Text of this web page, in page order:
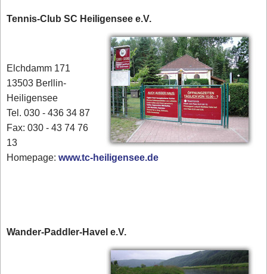
Tennis-Club SC Heiligensee e.V.
Elchdamm 171
13503 Berllin-
Heiligensee
Tel. 030 - 436 34 87
​Fax: 030 - 43 74 76
13
Homepage:www.tc-heiligensee.de
Wander-Paddler-Havel e.V.